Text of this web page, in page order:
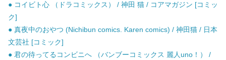
● コイビト心 （ドラコミックス） / 神田 猫 / コアマガジン [コミッ
ク]
● 真夜中のおやつ (Nichibun comics. Karen comics) / 神田猫 / 日本
文芸社 [コミック]
● 君の待ってるコンビニへ （バンブーコミックス 麗人uno！） /